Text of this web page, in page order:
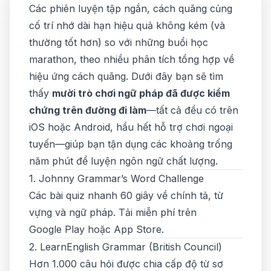
Các phiên luyện tập ngắn, cách quãng củng
cố trí nhớ dài hạn hiệu quả không kém (và
thường tốt hơn) so với những buổi học
marathon, theo nhiều phân tích tổng hợp về
hiệu ứng cách quãng. Dưới đây bạn sẽ tìm
thấy mười trò chơi ngữ pháp đã được kiểm
chứng trên đường đi làm—tất cả đều có trên
iOS hoặc Android, hầu hết hỗ trợ chơi ngoại
tuyến—giúp bạn tận dụng các khoảng trống
năm phút để luyện ngôn ngữ chất lượng.
1. Johnny Grammar’s Word Challenge
Các bài quiz nhanh 60 giây về chính tả, từ
vựng và ngữ pháp. Tải miễn phí trên
Google Play hoặc App Store.
2. LearnEnglish Grammar (British Council)
Hơn 1.000 câu hỏi được chia cấp độ từ sơ